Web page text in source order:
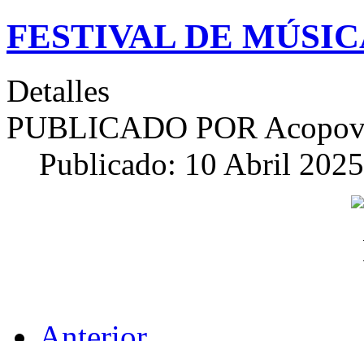
FESTIVAL DE
Detalles
PUBLICADO POR
Publicado: 10 Abril 2025